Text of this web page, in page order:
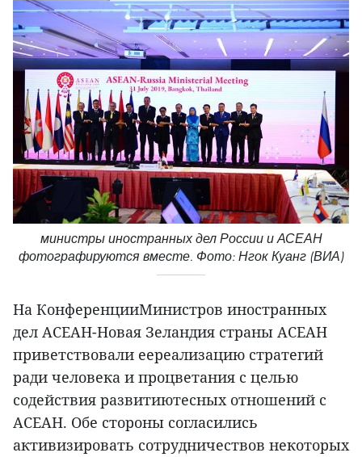
министры иностранных дел России и АСЕАН
фотографируются вместе. Фото: Нгок Куанг (ВИА)
На КонференцииМинистров иностранных
дел АСЕАН-Новая Зеландия страны АСЕАН
приветствовали еереализацию стратегий
ради человека и процветания с целью
содействия развитиютесных отношений с
АСЕАН. Обе стороны согласились
активизировать сотрудничествов некоторых